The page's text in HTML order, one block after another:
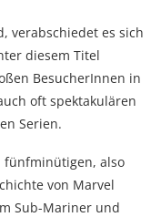
verabschiedet es sich
diesem Titel
BesucherInnen in
oft spektakulären
Serien.
fünfminütigen, also
von Marvel
Sub-Mariner und